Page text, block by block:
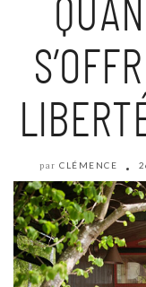
par CLÉMENCE